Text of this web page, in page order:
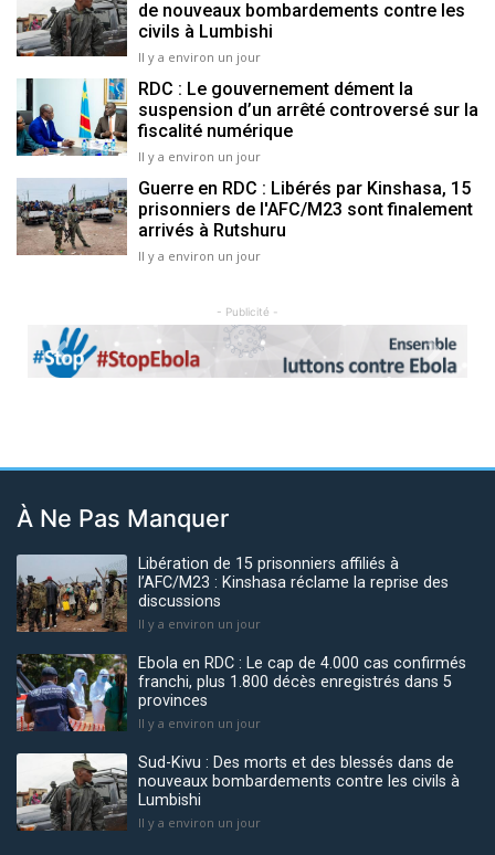
de nouveaux bombardements contre les
civils à Lumbishi
Il y a environ un jour
RDC : Le gouvernement dément la
suspension d’un arrêté controversé sur la
fiscalité numérique
Il y a environ un jour
Guerre en RDC : Libérés par Kinshasa, 15
prisonniers de l'AFC/M23 sont finalement
arrivés à Rutshuru
Il y a environ un jour
- Publicité -
Previous Next
À Ne Pas Manquer
Libération de 15 prisonniers affiliés à
l’AFC/M23 : Kinshasa réclame la reprise des
discussions
Il y a environ un jour
Ebola en RDC : Le cap de 4.000 cas confirmés
franchi, plus 1.800 décès enregistrés dans 5
provinces
Il y a environ un jour
Sud-Kivu : Des morts et des blessés dans de
nouveaux bombardements contre les civils à
Lumbishi
Il y a environ un jour